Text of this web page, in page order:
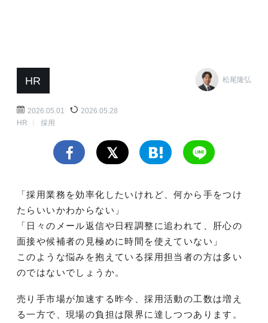
HR 松尾隆弘
2026.05.01
2026.05.28
HR
採用
「採用業務を効率化したいけれど、何から手をつけ
たらいいかわからない」
「日々のメール返信や日程調整に追われて、肝心の
面接や候補者の見極めに時間を使えていない」
このような悩みを抱えている採用担当者の方は多い
のではないでしょうか。
売り手市場が加速する昨今、採用活動の工数は増え
る一方で、現場の負担は限界に達しつつあります。